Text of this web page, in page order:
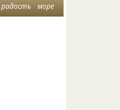
радость море